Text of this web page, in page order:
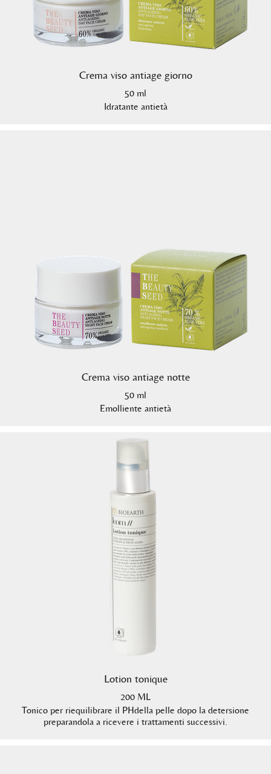
Crema viso antiage giorno
50 ml
Idratante antietà
Crema viso antiage notte
50 ml
Emolliente antietà
Lotion tonique
200 ML
Tonico per riequilibrare il PHdella pelle dopo la detersione
preparandola a ricevere i trattamenti successivi.